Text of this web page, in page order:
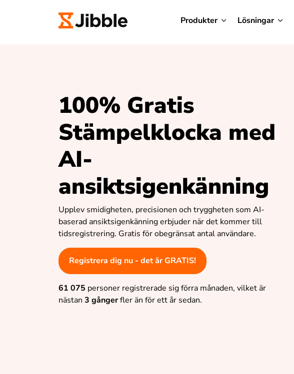
Produkter Lösningar
100% Gratis
Stämpelklocka med
AI-
ansiktsigenkänning
Upplev smidigheten, precisionen och tryggheten som AI-
baserad ansiktsigenkänning erbjuder när det kommer till
tidsregistrering. Gratis för obegränsat antal användare.
Registrera dig nu - det är GRATIS!
61 075 personer registrerade sig förra månaden, vilket är
nästan 3 gångerfler än för ett år sedan.